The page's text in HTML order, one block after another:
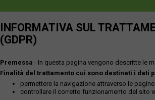
INFORMATIVA SUL
(GDPR)
Premessa - In questa pagina vengono descritte le
Finalità del trattamento cui sono destinati i dati
permettere la navigazione attraverso le
controllare il corretto funzionamento del sito